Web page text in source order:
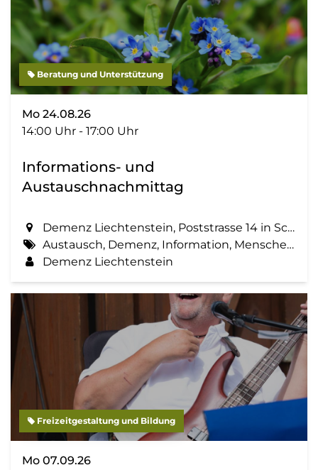
Beratung und Unterstützung
Mo 24.08.26
14:00 Uhr - 17:00 Uhr
Informations- und
Austauschnachmittag
Demenz Liechtenstein, Poststrasse 14 in Schaan
Austausch, Demenz, Information, Menschen mit Demenz, Zemma tua - Senioren gemeinsam aktiv
Demenz Liechtenstein
Freizeitgestaltung und Bildung
Mo 07.09.26